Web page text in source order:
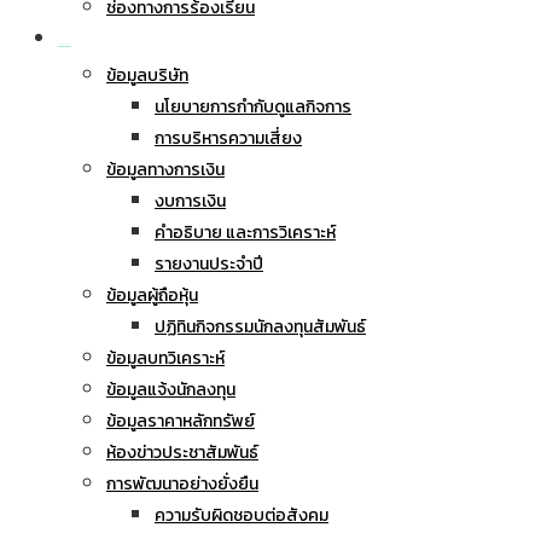
ช่องทางการร้องเรียน
ข้อมูลบริษัท
นโยบายการกำกับดูแลกิจการ
การบริหารความเสี่ยง
ข้อมูลทางการเงิน
งบการเงิน
คำอธิบาย และการวิเคราะห์
รายงานประจำปี
ข้อมูลผู้ถือหุ้น
ปฏิทินกิจกรรมนักลงทุนสัมพันธ์
ข้อมูลบทวิเคราะห์
ข้อมูลแจ้งนักลงทุน
ข้อมูลราคาหลักทรัพย์
ห้องข่าวประชาสัมพันธ์
การพัฒนาอย่างยั่งยืน
ความรับผิดชอบต่อสังคม